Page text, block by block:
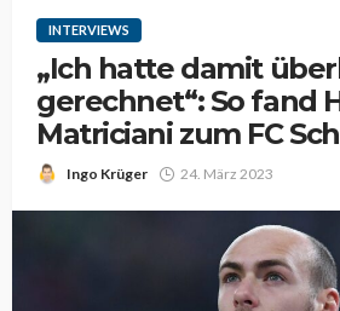
INTERVIEWS
„Ich hatte damit
gerechnet“: So fand
Matriciani zum FC
Ingo Krüger 24. März 2023